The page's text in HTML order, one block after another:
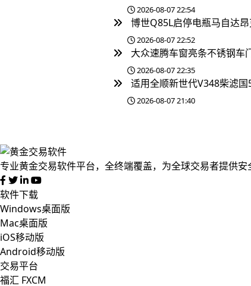
2026-08-07 22:54
博世Q85L启停电瓶马自达
2026-08-07 22:52
大众速腾车窗亮条不锈钢车
2026-08-07 22:35
适用全顺新世代V348柴滤
2026-08-07 21:40
专业黄金交易软件平台，全终端覆盖，为全球交易者提供安
软件下载
Windows桌面版
Mac桌面版
iOS移动版
Android移动版
交易平台
福汇 FXCM